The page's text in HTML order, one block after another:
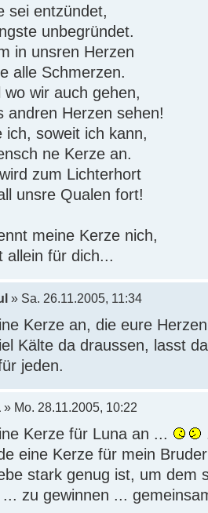
sei entzündet,
unbegründet.
in unsren Herzen
alle Schmerzen.
wo wir auch gehen,
andren Herzen sehen!
ich, soweit ich kann,
ne Kerze an.
zum Lichterhort
unsre Qualen fort!
meine Kerze nich,
allein für dich...
» Sa. 26.11.2005, 11:34
Kerze an, die eure
Kälte da draussen, lasst
jeden.
» Mo. 28.11.2005, 10:22
Kerze für Luna an ...
eine Kerze für mein
stark genug ist, um dem
zu gewinnen ...